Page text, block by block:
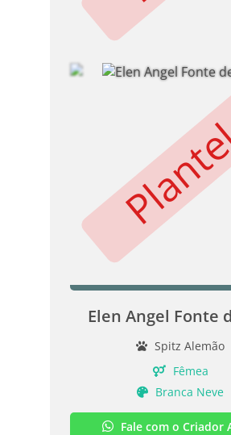
Elen Angel Fonte
Spitz Alemão
Fêmea
Branca Neve
Fale com o Criador